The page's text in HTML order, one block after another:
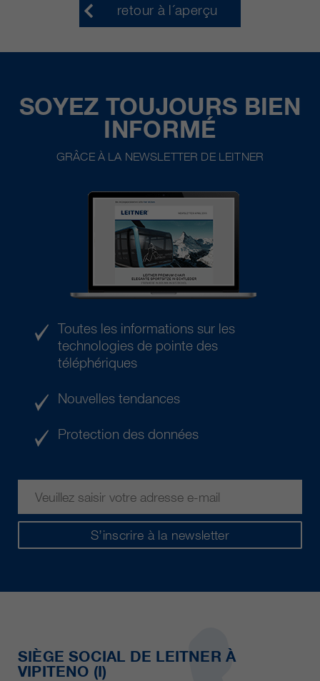
retour à l´aperçu
SOYEZ TOUJOURS BIEN
INFORMÉ
GRÂCE À LA NEWSLETTER DE LEITNER
S’inscrire à la newsletter
Toutes les informations sur les
technologies de pointe des
téléphériques
Nouvelles tendances
Protection des données
SIÈGE SOCIAL DE LEITNER À
VIPITENO (I)